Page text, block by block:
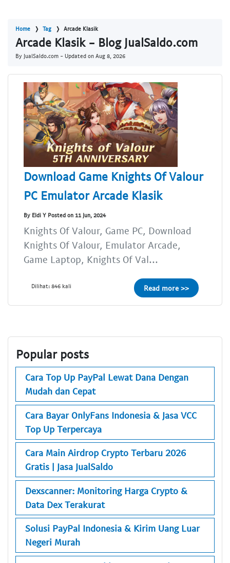
Home Tag Arcade Klasik
Arcade Klasik - Blog JualSaldo.com
By JualSaldo.com - Updated on Aug 8, 2026
Download Game Knights Of Valour
PC Emulator Arcade Klasik
By Eldi Y Posted on 11 Jun, 2024
Knights Of Valour, Game PC, Download
Knights Of Valour, Emulator Arcade,
Game Laptop, Knights Of Val...
Dilihat: 846 kali Read more >>
Popular posts
Cara Top Up PayPal Lewat Dana Dengan
Mudah dan Cepat
Cara Bayar OnlyFans Indonesia & Jasa VCC
Top Up Terpercaya
Cara Main Airdrop Crypto Terbaru 2026
Gratis | Jasa JualSaldo
Dexscanner: Monitoring Harga Crypto &
Data Dex Terakurat
Solusi PayPal Indonesia & Kirim Uang Luar
Negeri Murah